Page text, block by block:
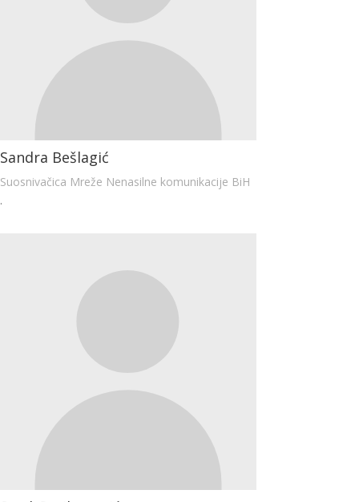
Sandra Bešlagić
Suosnivačica Mreže Nenasilne komunikacije BiH
.